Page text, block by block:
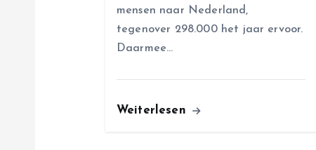
mensen naar Nederland,
tegenover 298.000 het jaar ervoor.
Daarmee…
Weiterlesen